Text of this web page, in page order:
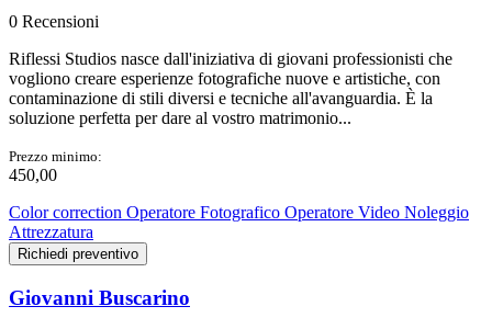
0 Recensioni
Riflessi Studios nasce dall'iniziativa di giovani professionisti che
vogliono creare esperienze fotografiche nuove e artistiche, con
contaminazione di stili diversi e tecniche all'avanguardia. È la
soluzione perfetta per dare al vostro matrimonio...
Prezzo minimo:
450,00
Color correction Operatore Fotografico Operatore Video Noleggio
Attrezzatura
Richiedi preventivo
Giovanni Buscarino